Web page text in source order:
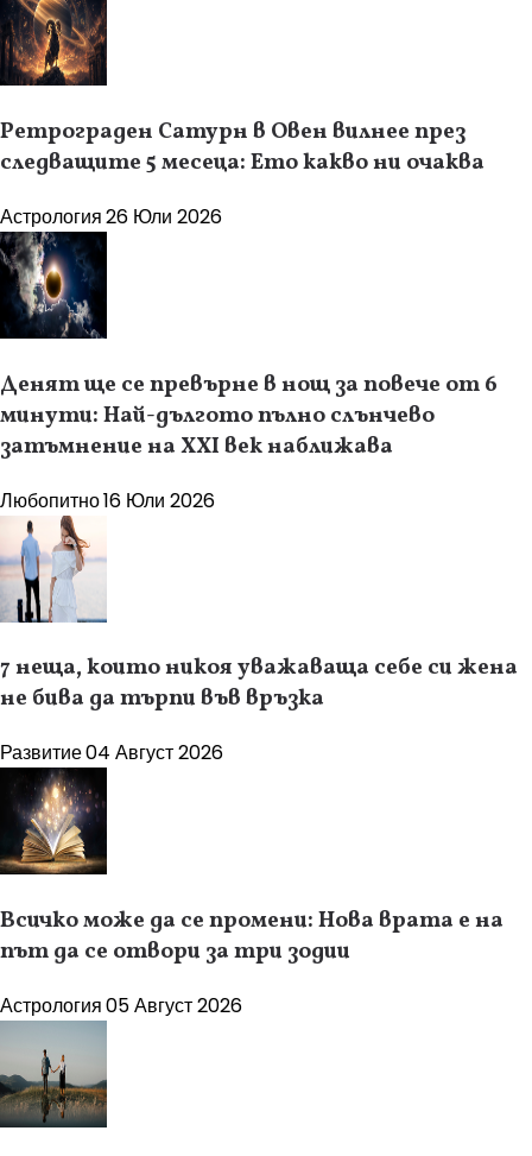
Ретрограден Сатурн в Овен вилнее през
следващите 5 месеца: Ето какво ни очаква
Астрология26 Юли 2026
Денят ще се превърне в нощ за повече от 6
минути: Най-дългото пълно слънчево
затъмнение на XXI век наближава
Любопитно16 Юли 2026
7 неща, които никоя уважаваща себе си жена
не бива да търпи във връзка
Развитие04 Август 2026
Всичко може да се промени: Нова врата е на
път да се отвори за три зодии
Астрология05 Август 2026